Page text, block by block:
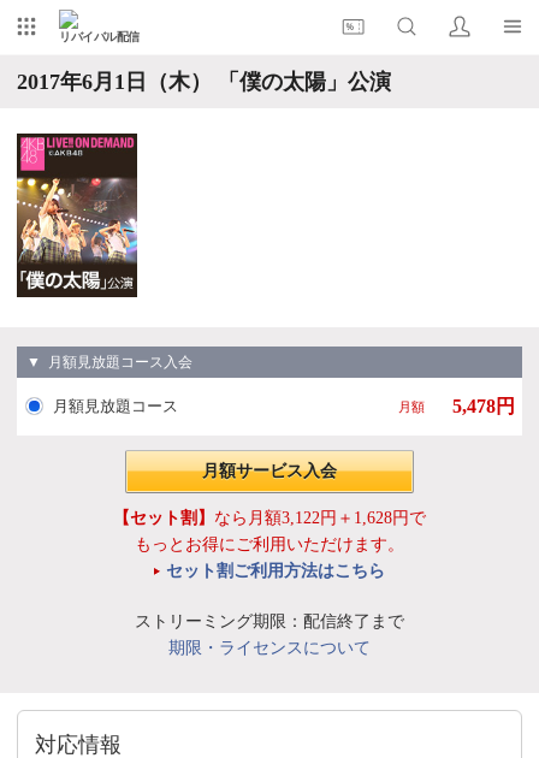
リバイバル配信
2017年6月1日（木） 「僕の太陽」公演
▼ 月額見放題コース入会
月額見放題コース 月額 5,478円
月額サービス入会
【セット割】 なら月額3,122円＋1,628円で
もっとお得にご利用いただけます。
セット割ご利用方法はこちら
ストリーミング期限：配信終了まで
期限・ライセンスについて
対応情報